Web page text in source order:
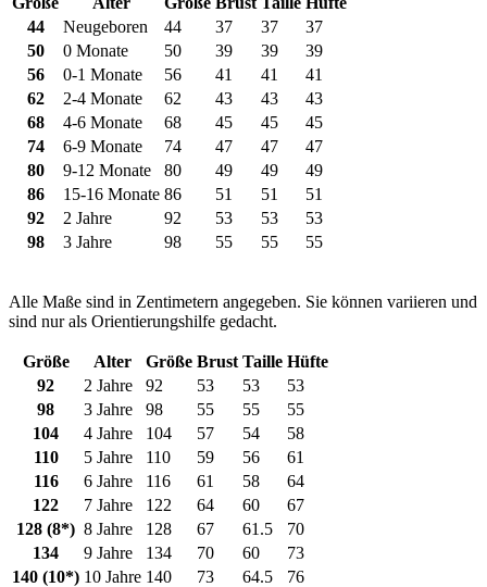
44
Neugeboren 44 37 37
37
50
0 Monate 50 39 39
39
56
0-1 Monate 56 41 41
41
62
2-4 Monate 62 43 43
43
68
4-6 Monate 68 45 45
45
74
6-9 Monate 74 47 47
47
80
9-12 Monate 80 49 49
49
86
15-16 Monate 86 51 51
51
92
2 Jahre 92 53 53
53
98
3 Jahre 98 55 55 55
Alle Maße sind in Zentimetern angegeben. Sie können variieren und
sind nur als Orientierungshilfe gedacht.
Größe Alter Größe Brust Taille Hüfte
92
2 Jahre 92 53 53
53
98
3 Jahre 98 55 55
55
104
4 Jahre 104 57 54
58
110
5 Jahre 110 59 56
61
116
6 Jahre 116 61 58
64
122
7 Jahre 122 64 60
67
128 (8*) 8 Jahre 128 67 61.5
70
134
9 Jahre 134 70 60
73
140 (10*) 10 Jahre 140 73 64.5
76